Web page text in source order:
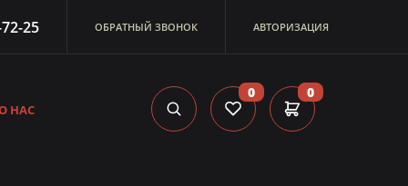
АВТОРИЗАЦИЯ
ОБРАТНЫЙ ЗВОНОК
25
НАС
0
0